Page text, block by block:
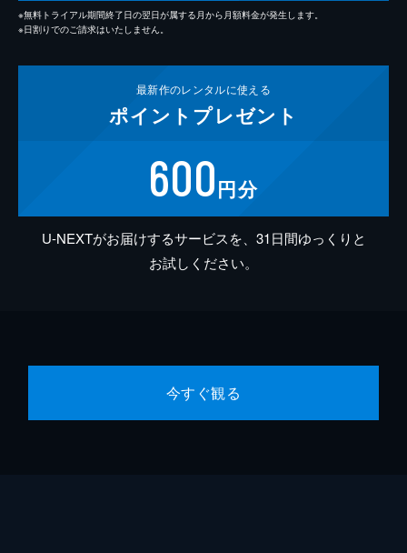
※無料トライアル期間終了日の翌日が属する月から月額料金が発生します。
※日割りでのご請求はいたしません。
最新作のレンタルに使える
ポイント プレゼント
600円分
U-NEXTがお届けするサービスを、31日間ゆっくりと
お試しください。
今すぐ観る